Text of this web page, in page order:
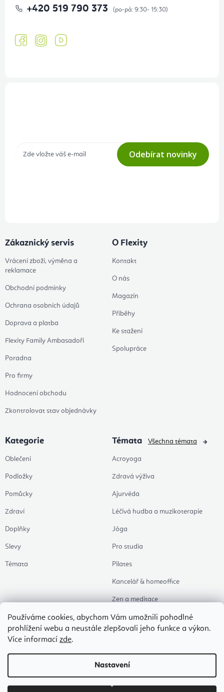
Používáme cookies, abychom Vám umožnili pohodlné
prohlížení webu a neustále zlepšovali jeho funkce a výkon.
Více informací zde.
Nastavení
+420 519 790 373
Odebírat novinky
Zákaznický servis
Vrácení zboží, výměna a
reklamace
Obchodní podmínky
Ochrana osobních údajů
Doprava a platba
Flexity Family Ambasadoři
Poradna
Pro firmy
Hodnocení obchodu
Zkontrolovat stav objednávky
O Flexity
Kontakt
O nás
Magazín
Příběhy
Ke stažení
Spolupráce
Kategorie
Oblečení
Podložky
Pomůcky
Zdraví
Doplňky
Slevy
Témata
Témata
Acroyoga
Zdravá výživa
Ajurvéda
Léčivá hudba a muzikoterapie
Jóga
Pro studia
Pilates
Kancelář & homeoffice
Zen a meditace
Aromaterapie
Zdravý spánek
Naše oblíbené
Všechna témata
cookies